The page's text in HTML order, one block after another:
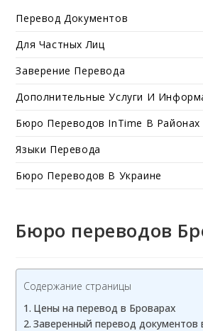
Перевод Документов
Для Частных Лиц
Заверение Перевода
Дополнительные Услуги И
Бюро Переводов InTime В Районах
Языки Перевода
Бюро Переводов В Украине
Бюро переводов
Содержание страницы
Цены на перевод в Броварах
Заверенный перевод документов